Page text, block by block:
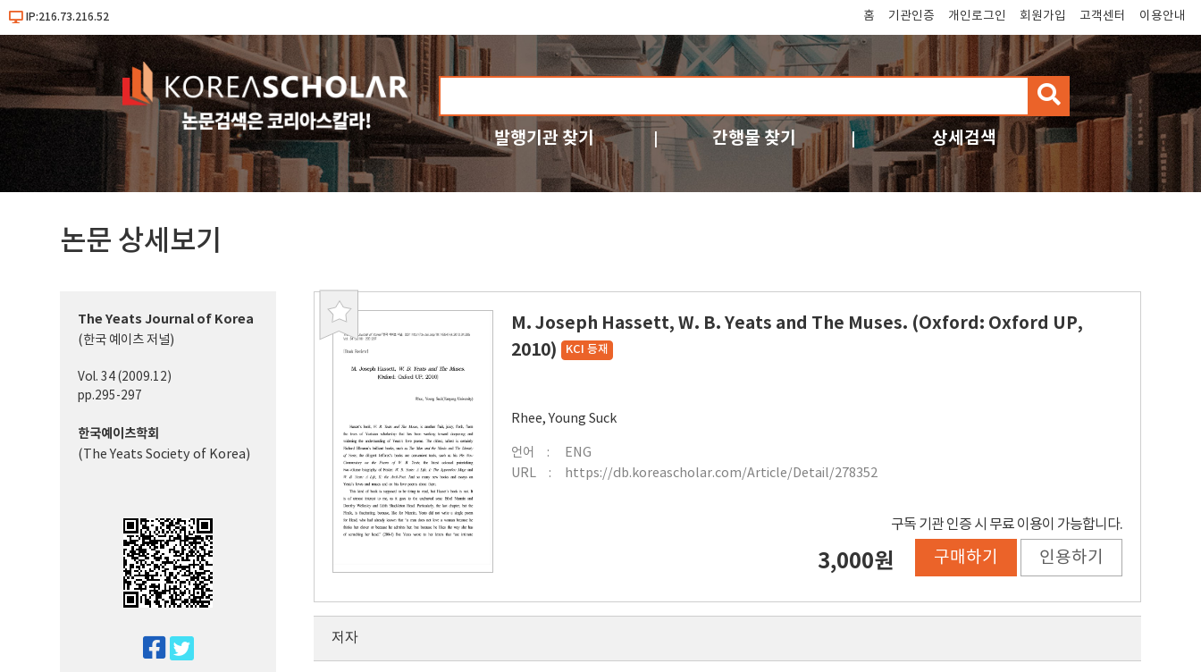
IP:216.73.216.52 홈 기관인증 개인로그인 회원가입 고객센터 이용안내
검
색
발행기관 찾기 간행물 찾기 상세검색
논문 상세보기
북
마
M. Joseph Hassett, W. B. Yeats and The Muses. (Oxford: Oxford UP,
2010) KCI 등재
Rhee, Young Suck
언어
ENG
URL
https://db.koreascholar.com/Article/Detail/278352
구독 기관 인증 시 무료 이용이 가능합니다.
3,000원 구매하기 인용하기
The Yeats Journal of Korea
(한국 예이츠 저널)
Vol. 34 (2009.12)
pp.295-297
한국예이츠학회
(The Yeats Society of Korea)
저자